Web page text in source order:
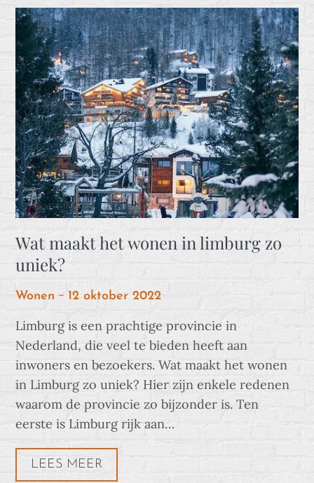
Wat maakt het wonen in limburg zo
uniek?
Wonen
Posted
12 oktober 2022
Limburg is een prachtige provincie in
Nederland, die veel te bieden heeft aan
inwoners en bezoekers. Wat maakt het wonen
in Limburg zo uniek? Hier zijn enkele redenen
waarom de provincie zo bijzonder is. Ten
eerste is Limburg rijk aan…
LEES MEER